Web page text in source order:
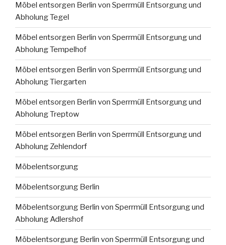
Möbel entsorgen Berlin von Sperrmüll Entsorgung und
Abholung Tegel
Möbel entsorgen Berlin von Sperrmüll Entsorgung und
Abholung Tempelhof
Möbel entsorgen Berlin von Sperrmüll Entsorgung und
Abholung Tiergarten
Möbel entsorgen Berlin von Sperrmüll Entsorgung und
Abholung Treptow
Möbel entsorgen Berlin von Sperrmüll Entsorgung und
Abholung Zehlendorf
Möbelentsorgung
Möbelentsorgung Berlin
Möbelentsorgung Berlin von Sperrmüll Entsorgung und
Abholung Adlershof
Möbelentsorgung Berlin von Sperrmüll Entsorgung und